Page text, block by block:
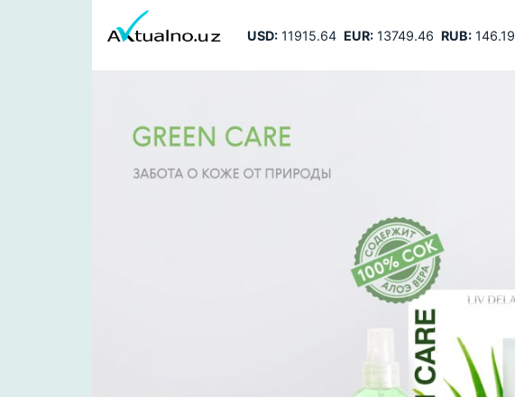
USD:11915.64 EUR:13749.46 RUB:146.19